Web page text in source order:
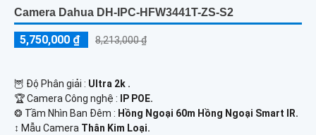
Camera Dahua DH-IPC-HFW3441T-ZS-S2
5,750,000 ₫ 8,213,000 ₫
🦉 Độ Phân giải : Ultra 2k .
🏆 Camera Công nghệ :
IP POE.
❂ Tầm Nhìn Ban Đêm : Hồng Ngoại 60m Hồng Ngoại Smart IR.
↕️ Mẫu Camera Thân Kim Loại.